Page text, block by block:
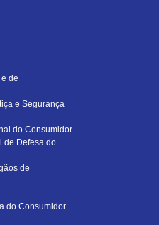
de
e Segurança
do Consumidor
de Defesa do
de
do Consumidor